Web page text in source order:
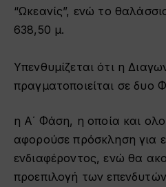
“Ωκεανίς”, ενώ το
638,50 μ.
Υπενθυμίζεται ότι η
πραγματοποιείται σε δυο
η Α΄ Φάση, η οποία και
αφορούσε πρόσκληση για
ενδιαφέροντος, ενώ θα
προεπιλογή των